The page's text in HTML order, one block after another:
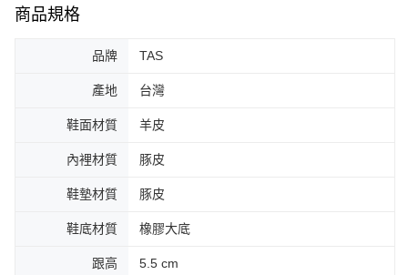
商品規格
品牌 TAS
產地 台灣
鞋面材質 羊皮
內裡材質 豚皮
鞋墊材質 豚皮
鞋底材質 橡膠大底
跟高 5.5 cm